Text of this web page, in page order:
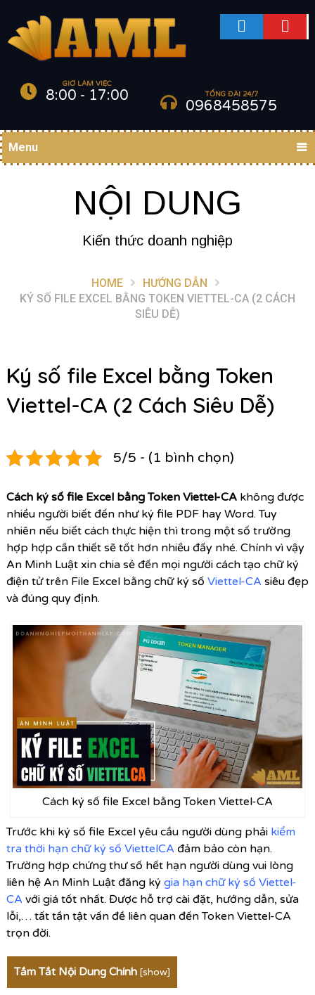
GIỜ LÀM VIỆC
8:00 - 17:00 TỔNG ĐÀI 24/7
0968458575
Menu
NỘI DUNG
Kiến thức doanh nghiệp
HOME
HƯỚNG DẪN
KÝ SỐ FILE EXCEL BẰNG TOKEN VIETTEL-CA (2 CÁCH
SIÊU DỄ)
Ký số file Excel bằng Token
Viettel-CA (2 Cách Siêu Dễ)
5/5 - (1 bình chọn)
Cách ký số file Excel bằng Token Viettel-CAkhông được
nhiều người biết đến như ký file PDF hay Word. Tuy
nhiên nếu biết cách thực hiện thì trong một số trường
hợp hợp cần thiết sẽ tốt hơn nhiều đấy nhé. Chính vì vậy
An Minh Luật xin chia sẻ đến mọi người cách tạo chữ ký
điện tử trên File Excel bằng chữ ký số Viettel-CA siêu đẹp
và đúng quy định.
Cách ký số file Excel bằng Token Viettel-CA
Trước khi ký số file Excel yêu cầu người dùng phải kiểm
tra thời hạn chữ ký số ViettelCA đảm bảo còn hạn.
Trường hợp chứng thư số hết hạn người dùng vui lòng
liên hệ An Minh Luật đăng ký gia hạn chữ ký số Viettel-
CA với giá tốt nhất. Được hỗ trợ cài đặt, hướng dẫn, sửa
lỗi,… tất tần tật vấn đề liên quan đến Token Viettel-CA
trọn đời.
Tắm Tắt Nội Dung Chính [show]